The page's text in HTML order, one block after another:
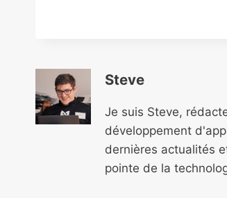
Steve
Je suis Steve,
développement
dernières actualités
pointe de la